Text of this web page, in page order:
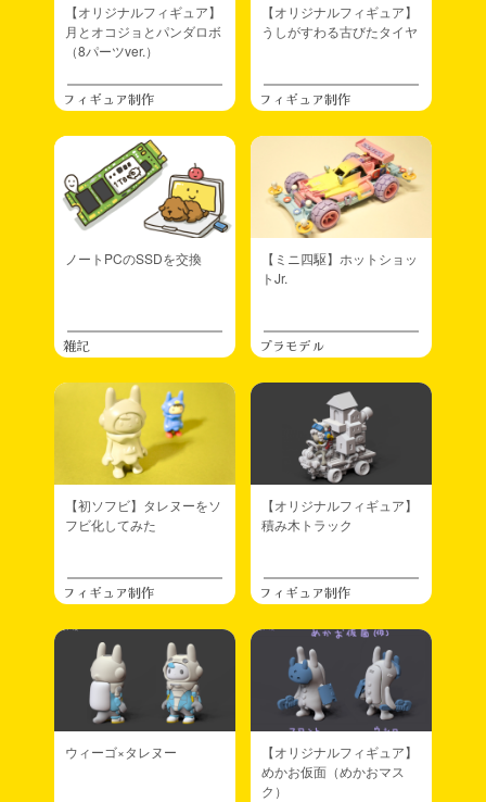
【オリジナルフィギュア】
月とオコジョとパンダロボ
（8パーツver.）
フィギュア制作
【オリジナルフィギュア】
うしがすわる古びたタイヤ
フィギュア制作
ノートPCのSSDを交換
雑記
【ミニ四駆】ホットショッ
トJr.
プラモデル
【初ソフビ】タレヌーをソ
フビ化してみた
フィギュア制作
【オリジナルフィギュア】
積み木トラック
フィギュア制作
ウィーゴ×タレヌー
【オリジナルフィギュア】
めかお仮面（めかおマス
ク）